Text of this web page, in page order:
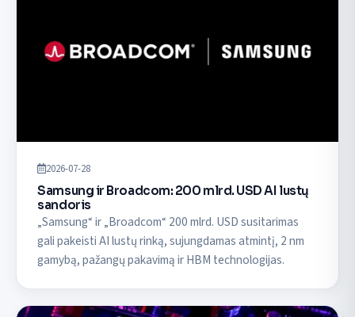
2026-07-28
Samsung ir Broadcom: 200 mlrd. USD AI lustų
sandoris
„Samsung“ ir „Broadcom“ 200 mlrd. USD susitarimas
gali pakeisti AI lustų rinką, sujungdamas atmintį, 2 nm
gamybą, pažangų pakavimą ir HBM technologijas.